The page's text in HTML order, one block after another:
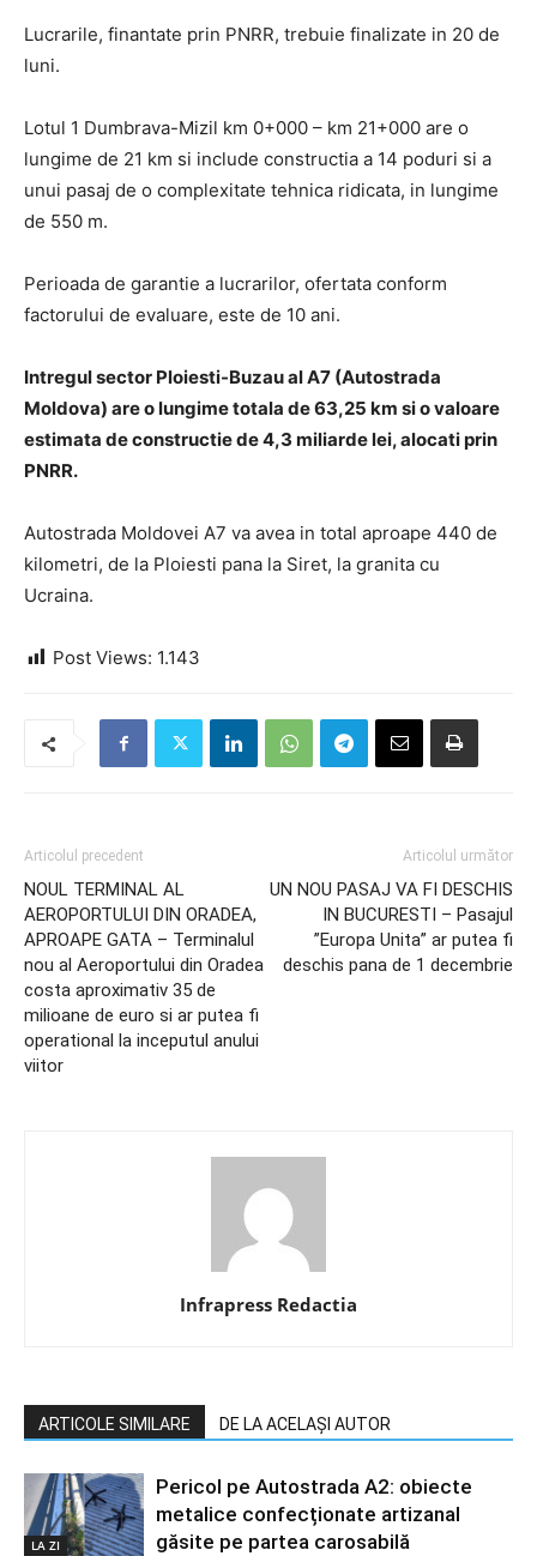
Lucrarile, finantate prin PNRR, trebuie finalizate in 20 de
luni.
Lotul 1 Dumbrava-Mizil km 0+000 – km 21+000 are o
lungime de 21 km si include constructia a 14 poduri si a
unui pasaj de o complexitate tehnica ridicata, in lungime
de 550 m.
Perioada de garantie a lucrarilor, ofertata conform
factorului de evaluare, este de 10 ani.
Intregul sector Ploiesti-Buzau al A7 (Autostrada
Moldova) are o lungime totala de 63,25 km si o valoare
estimata de constructie de 4,3 miliarde lei, alocati prin
PNRR.
Autostrada Moldovei A7 va avea in total aproape 440 de
kilometri, de la Ploiesti pana la Siret, la granita cu
Ucraina.
Post Views: 1.143
Articolul precedent
NOUL TERMINAL AL
AEROPORTULUI DIN ORADEA,
APROAPE GATA – Terminalul
nou al Aeroportului din Oradea
costa aproximativ 35 de
milioane de euro si ar putea fi
operational la inceputul anului
viitor
Articolul următor
UN NOU PASAJ VA FI DESCHIS
IN BUCURESTI – Pasajul
”Europa Unita” ar putea fi
deschis pana de 1 decembrie
Infrapress Redactia
ARTICOLE SIMILARE DE LA ACELAȘI AUTOR
LA ZI
Pericol pe Autostrada A2: obiecte
metalice confecționate artizanal
găsite pe partea carosabilă